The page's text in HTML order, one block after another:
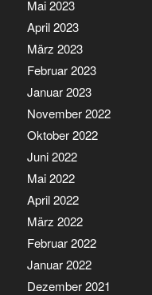
Mai 2023
April 2023
März 2023
Februar 2023
Januar 2023
November 2022
Oktober 2022
Juni 2022
Mai 2022
April 2022
März 2022
Februar 2022
Januar 2022
Dezember 2021